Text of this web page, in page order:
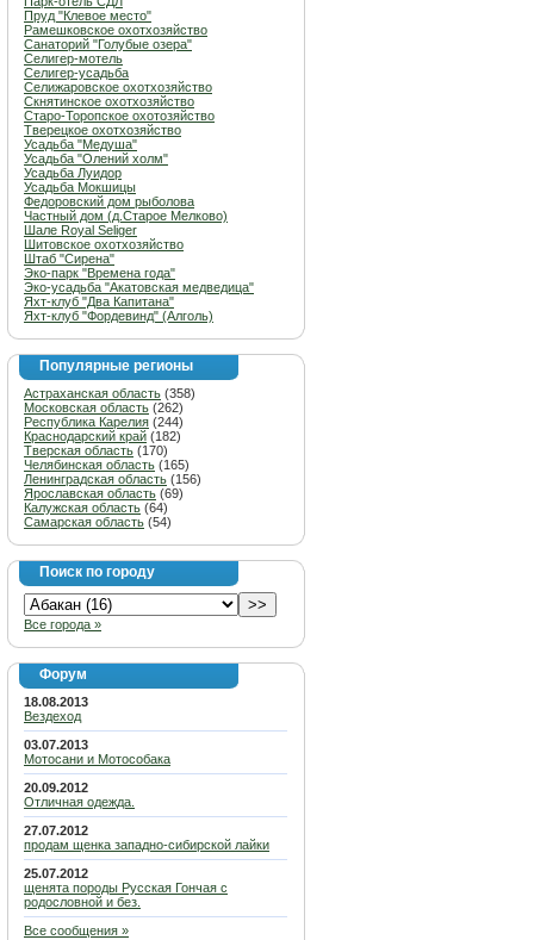
Пруд "Клевое место"
Рамешковское охотхозяйство
Санаторий "Голубые озера"
Селигер-мотель
Селигер-усадьба
Селижаровское охотхозяйство
Скнятинское охотхозяйство
Старо-Торопское охотозяйство
Тверецкое охотхозяйство
Усадьба "Медуша"
Усадьба "Олений холм"
Усадьба Луидор
Усадьба Мокшицы
Федоровский дом рыболова
Частный дом (д.Старое Мелково)
Шале Royal Seliger
Шитовское охотхозяйство
Штаб "Сирена"
Эко-парк "Времена года"
Эко-усадьба "Акатовская медведица"
Яхт-клуб "Два Капитана"
Яхт-клуб "Фордевинд" (Алголь)
Популярные регионы
Астраханская область (358)
Московская область (262)
Республика Карелия (244)
Краснодарский край (182)
Тверская область (170)
Челябинская область (165)
Ленинградская область (156)
Ярославская область (69)
Калужская область (64)
Самарская область (54)
Поиск по городу
Все города »
Форум
18.08.2013
Вездеход
03.07.2013
Мотосани и Мотособака
20.09.2012
Отличная одежда.
27.07.2012
продам щенка западно-сибирской лайки
25.07.2012
щенята породы Русская Гончая с
родословной и без.
Все сообщения »